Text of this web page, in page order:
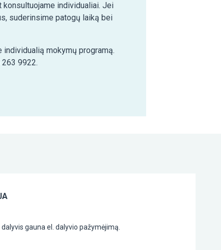
individualiai. Jei
suderinsime patogų laiką bei
mokymų programą.
9922.
gauna el. dalyvio pažymėjimą.